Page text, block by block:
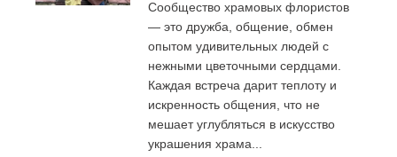
Сообщество храмовых флористов
— это дружба, общение, обмен
опытом удивительных людей с
нежными цветочными сердцами.
Каждая встреча дарит теплоту и
искренность общения, что не
мешает углубляться в искусство
украшения храма...